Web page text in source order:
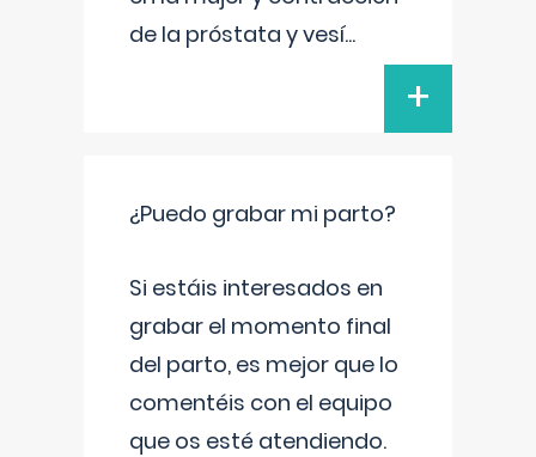
de la próstata y vesí...
+
¿Puedo grabar mi parto?
Si estáis interesados en
grabar el momento final
del parto, es mejor que lo
comentéis con el equipo
que os esté atendiendo.